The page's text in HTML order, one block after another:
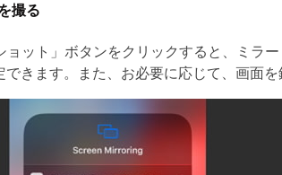
撮る
ット」ボタンをクリックすると、ミラ
きます。また、お必要に応じて、画面を